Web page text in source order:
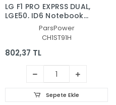
LG F1 PRO EXPRSS DUAL,
LGE50, ID6 Notebook
Batarya - Pil (Pars
ParsPower
CH1ST91H
802,37 TL
Sepete Ekle